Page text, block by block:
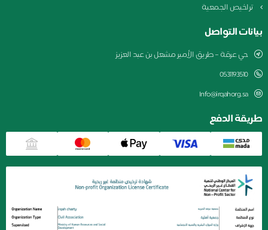
تراخيص الجمعية
بيانات التواصل
حي عرقة – طريق الأمير مشعل بن عبد العزيز
0531193510
Info@irqahorg.sa
طريقة الدفع